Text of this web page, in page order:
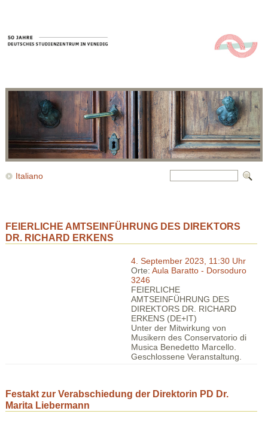
Italiano
FEIERLICHE AMTSEINFÜHRUNG DES DIREKTORS
DR. RICHARD ERKENS
4. September 2023, 11:30 Uhr
Orte:Aula Baratto - Dorsoduro
3246
FEIERLICHE
AMTSEINFÜHRUNG DES
DIREKTORS DR. RICHARD
ERKENS (DE+IT)
Unter der Mitwirkung von
Musikern des Conservatorio di
Musica Benedetto Marcello.
Geschlossene Veranstaltung.
Festakt zur Verabschiedung der Direktorin PD Dr.
Marita Liebermann